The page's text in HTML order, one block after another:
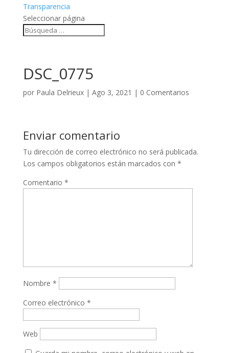
Transparencia
Seleccionar página
DSC_0775
por Paula Delrieux| Ago 3, 2021 | 0 Comentarios
Enviar comentario
Tu dirección de correo electrónico no será publicada.
Los campos obligatorios están marcados con *
Comentario *
Nombre *
Correo electrónico *
Web